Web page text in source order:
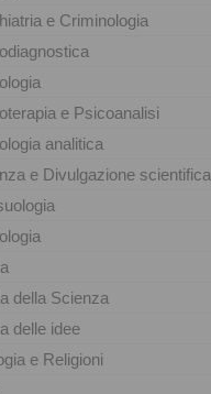
e Criminologia
e Psicoanalisi
analitica
e Divulgazione scientifica
della Scienza
delle idee
e Religioni